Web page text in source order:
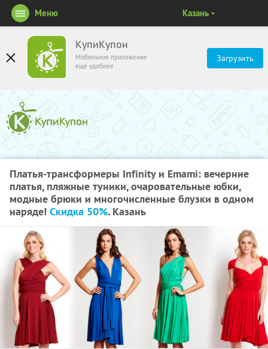
КупиКупон
Мобильное приложение
ещё удобнее
Загрузить
Меню Казань
Платья-трансформеры Infinity и Emami: вечерние
платья, пляжные туники, очаровательные юбки,
модные брюки и многочисленные блузки в одном
наряде! Скидка 50%. Казань